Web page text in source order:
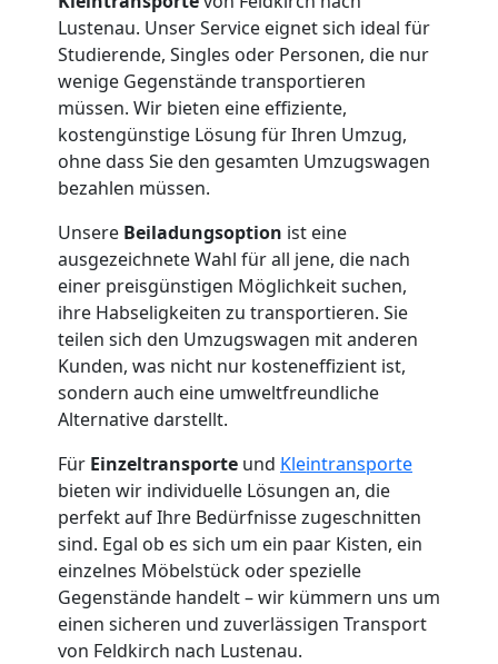
Lustenau. Unser Service eignet sich ideal für
Studierende, Singles oder Personen, die nur
wenige Gegenstände transportieren
müssen. Wir bieten eine effiziente,
kostengünstige Lösung für Ihren Umzug,
ohne dass Sie den gesamten Umzugswagen
bezahlen müssen.
Unsere Beiladungsoption ist eine
ausgezeichnete Wahl für all jene, die nach
einer preisgünstigen Möglichkeit suchen,
ihre Habseligkeiten zu transportieren. Sie
teilen sich den Umzugswagen mit anderen
Kunden, was nicht nur kosteneffizient ist,
sondern auch eine umweltfreundliche
Alternative darstellt.
Für Einzeltransporte und Kleintransporte
bieten wir individuelle Lösungen an, die
perfekt auf Ihre Bedürfnisse zugeschnitten
sind. Egal ob es sich um ein paar Kisten, ein
einzelnes Möbelstück oder spezielle
Gegenstände handelt – wir kümmern uns um
einen sicheren und zuverlässigen Transport
von Feldkirch nach Lustenau.
Nationaler
Umzug